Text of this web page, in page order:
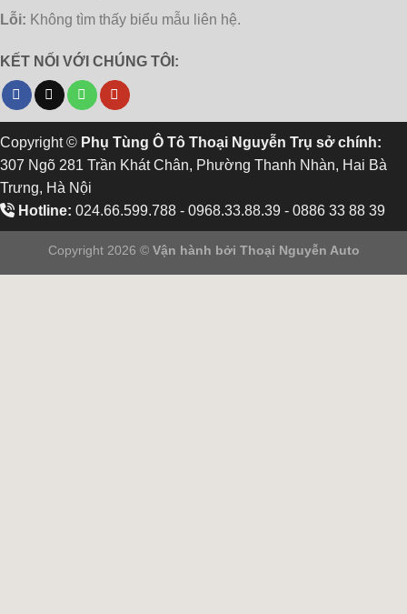
Lỗi: Không tìm thấy biểu mẫu liên hệ.
KẾT NỐI VỚI CHÚNG TÔI:
Copyright © Phụ Tùng Ô Tô Thoại Nguyễn Trụ sở chính:
307 Ngõ 281 Trần Khát Chân, Phường Thanh Nhàn, Hai Bà
Trưng, Hà Nội
Hotline: 024.66.599.788 - 0968.33.88.39 - 0886 33 88 39
Copyright 2026 © Vận hành bởi Thoại Nguyễn Auto